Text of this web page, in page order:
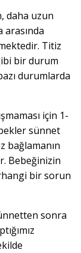
daha uzun
Titiz
bir durum
durumlarda
için 1-
sünnet
bağlamanın
Bebeğinizin
bir sorun
sonra